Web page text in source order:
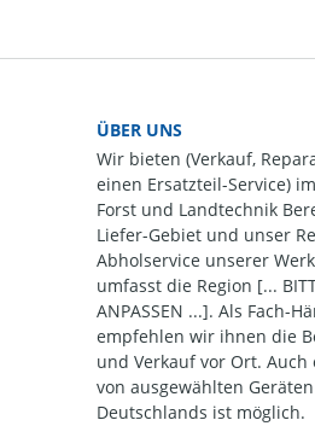
ÜBER UNS
Wir bieten (Verkauf,
einen Ersatzteil-Service)
Forst und Landtechnik
Liefer-Gebiet und unser
Abholservice unserer
umfasst die Region [...
ANPASSEN ...]. Als Fach-
empfehlen wir ihnen die
und Verkauf vor Ort. Auch
von ausgewählten
Deutschlands ist möglich.